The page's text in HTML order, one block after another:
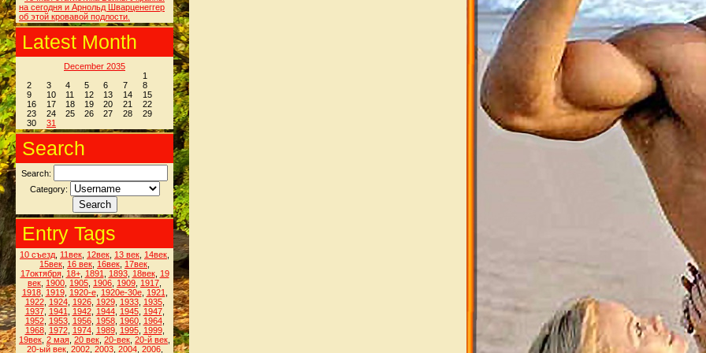
на сегодня и Арнольд Шварценеггер
об этой кровавой подлости.
Latest Month
December 2035
1
2
3 4 5 6 7
8
9
10 11 12 13 14
15
16
17 18 19 20 21
22
23
24 25 26 27 28
29
30
31
Search
Search:
Category:
Entry Tags
10 съезд 11век 12век 13 век 14век
15век 16 век 16век 17век
17октября, 18+, 1891 1893, 18век, 19
век 1900 1905 1906 1909 1917
1918, 1919, 1920-е, 1920е-30е, 1921
1922, 1924, 1926, 1929, 1933, 1935,
1937, 1941 1942, 1944, 1945, 1947,
1952, 1953, 1956, 1958, 1960, 1964,
1968, 1972, 1974, 1989, 1995, 1999,
19век 2 мая 20 век 20-век 20-й век
20-ый век, 2002, 2003, 2004, 2006,